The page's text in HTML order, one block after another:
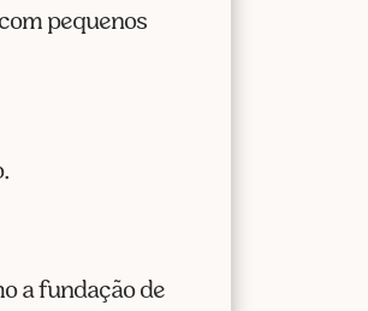
pequenos
a fundação de